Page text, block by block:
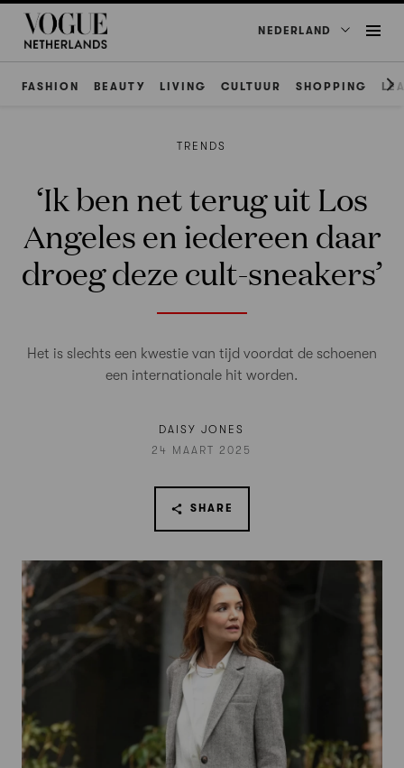
NEDERLAND
FASHION BEAUTY LIVING CULTUUR SHOPPING
TRENDS
‘Ik ben net terug uit Los
Angeles en iedereen daar
droeg deze cult-sneakers’
Het is slechts een kwestie van tijd voordat de schoenen
een internationale hit worden.
DAISY JONES
24 MAART 2025
SHARE